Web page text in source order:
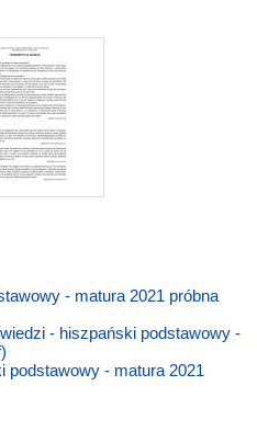
- matura 2021 próbna
- hiszpański podstawowy -
podstawowy - matura 2021